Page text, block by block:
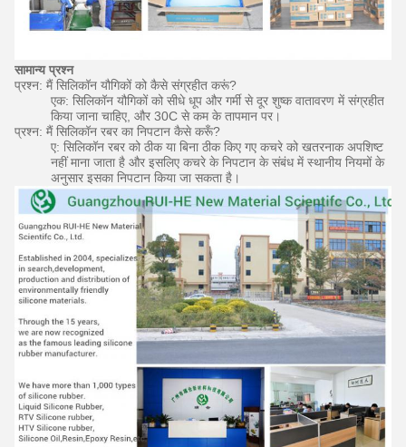
सामान्य प्रश्न
प्रश्न: मैं सिलिकॉन यौगिकों को कैसे संग्रहीत करूं?
एक: सिलिकॉन यौगिकों को सीधे धूप और गर्मी से दूर शुष्क वातावरण में संग्रहीत
किया जाना चाहिए, और 30C से कम के तापमान पर।
प्रश्न: मैं सिलिकॉन रबर का निपटान कैसे करूँ?
ए: सिलिकॉन रबर को ठीक या बिना ठीक किए गए कचरे को खतरनाक अपशिष्ट
नहीं माना जाता है और इसलिए कचरे के निपटान के संबंध में स्थानीय नियमों के
अनुसार इसका निपटान किया जा सकता है।